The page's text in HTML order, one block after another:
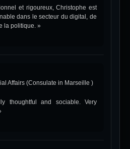
et rigoureux, Christophe est
dans le secteur du digital, de
la politique. »
Affairs (Consulate in Marseille )
thoughtful and sociable. Very